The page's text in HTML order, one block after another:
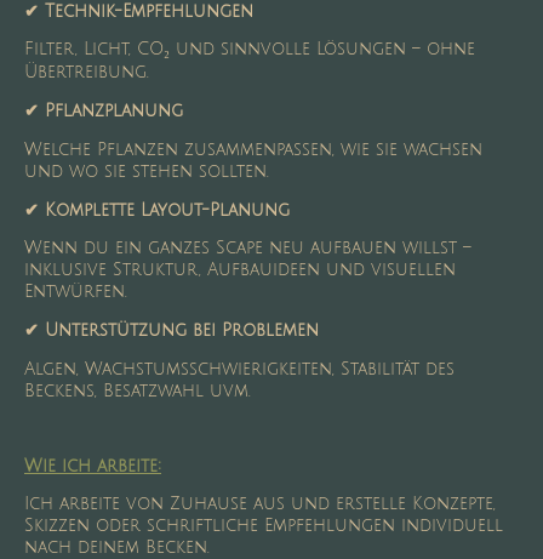
✔ Technik-Empfehlungen
Filter, Licht, CO₂ und sinnvolle Lösungen – ohne
Übertreibung.
✔ Pflanzplanung
Welche Pflanzen zusammenpassen, wie sie wachsen
und wo sie stehen sollten.
✔ Komplette Layout-Planung
Wenn du ein ganzes Scape neu aufbauen willst –
inklusive Struktur, Aufbauideen und visuellen
Entwürfen.
✔ Unterstützung bei Problemen
Algen, Wachstumsschwierigkeiten, Stabilität des
Beckens, Besatzwahl uvm.
Wie ich arbeite:
Ich arbeite von Zuhause aus und erstelle Konzepte,
Skizzen oder schriftliche Empfehlungen individuell
nach deinem Becken.